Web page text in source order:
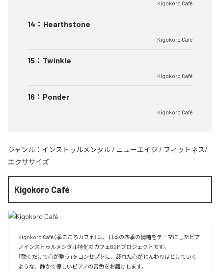
Kigokoro Café
14 ： Hearthstone
Kigokoro Café
15 ： Twinkle
Kigokoro Café
16 ： Ponder
Kigokoro Café
ジャンル： インストゥルメンタル / ニューエイジ / フィットネス/
エクササイズ
Kigokoro Café
Kigokoro Café（季ごころカフェ）は、日本の四季の情緒をテーマにしたピア
ノインストゥルメンタル特化のカフェBGMプロジェクトです。
「聴くだけで心が整う」をコンセプトに、疲れた心がじんわりほどけていく
ような、静かで優しいピアノの音色をお届けします。